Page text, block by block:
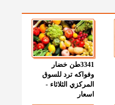
3341طن خضار
وفواكه ترد للسوق
المركزي الثلاثاء -
اسعار